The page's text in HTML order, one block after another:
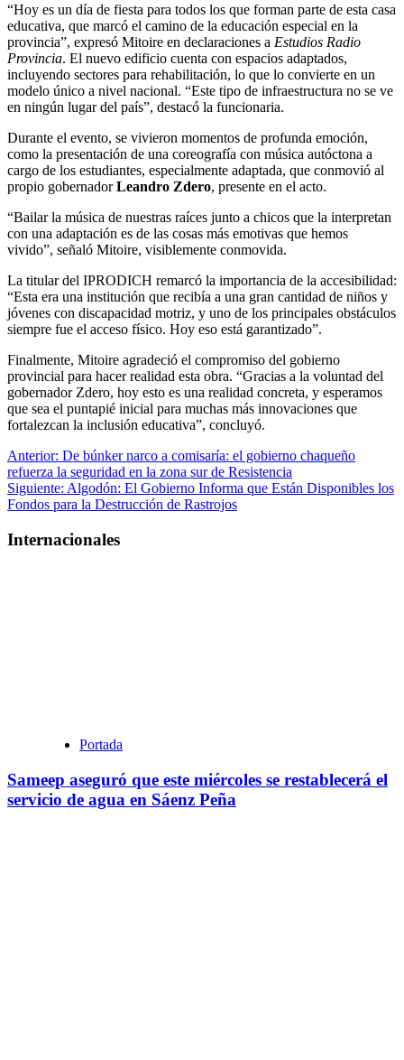
“Hoy es un día de fiesta para todos los que forman parte de esta casa
educativa, que marcó el camino de la educación especial en la
provincia”, expresó Mitoire en declaraciones a Estudios Radio
Provincia. El nuevo edificio cuenta con espacios adaptados,
incluyendo sectores para rehabilitación, lo que lo convierte en un
modelo único a nivel nacional. “Este tipo de infraestructura no se ve
en ningún lugar del país”, destacó la funcionaria.
Durante el evento, se vivieron momentos de profunda emoción,
como la presentación de una coreografía con música autóctona a
cargo de los estudiantes, especialmente adaptada, que conmovió al
propio gobernadorLeandro Zdero, presente en el acto.
“Bailar la música de nuestras raíces junto a chicos que la interpretan
con una adaptación es de las cosas más emotivas que hemos
vivido”, señaló Mitoire, visiblemente conmovida.
La titular del IPRODICH remarcó la importancia de la accesibilidad:
“Esta era una institución que recibía a una gran cantidad de niños y
jóvenes con discapacidad motriz, y uno de los principales obstáculos
siempre fue el acceso físico. Hoy eso está garantizado”.
Finalmente, Mitoire agradeció el compromiso del gobierno
provincial para hacer realidad esta obra. “Gracias a la voluntad del
gobernador Zdero, hoy esto es una realidad concreta, y esperamos
que sea el puntapié inicial para muchas más innovaciones que
fortalezcan la inclusión educativa”, concluyó.
Navegación
de
entradas
Anterior: De búnker narco a comisaría: el gobierno chaqueño
refuerza la seguridad en la zona sur de Resistencia
Siguiente: Algodón: El Gobierno Informa que Están Disponibles los
Fondos para la Destrucción de Rastrojos
Internacionales
Portada
Sameep aseguró que este miércoles se restablecerá el
servicio de agua en Sáenz Peña